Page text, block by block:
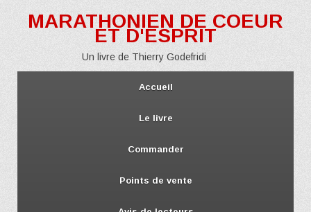
MARATHONIEN DE COEUR
ET D'ESPRIT
Un livre de Thierry Godefridi
Accueil
Le livre
Commander
Points de vente